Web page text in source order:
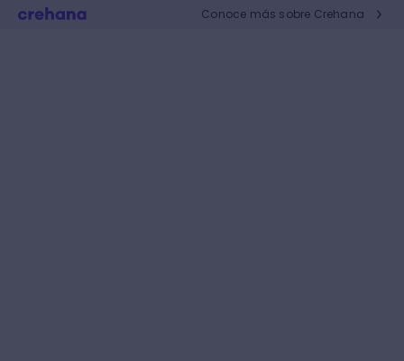
Conoce más sobre Crehana